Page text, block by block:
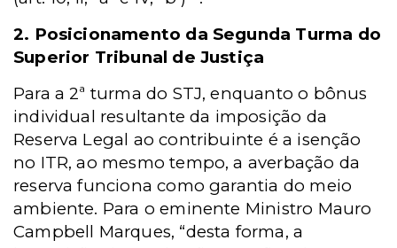
2. Posicionamento da Segunda Turma do
Superior Tribunal de Justiça
Para a 2ª turma do STJ, enquanto o bônus
individual resultante da imposição da
Reserva Legal ao contribuinte é a isenção
no ITR, ao mesmo tempo, a averbação da
reserva funciona como garantia do meio
ambiente. Para o eminente Ministro Mauro
Campbell Marques, “desta forma, a